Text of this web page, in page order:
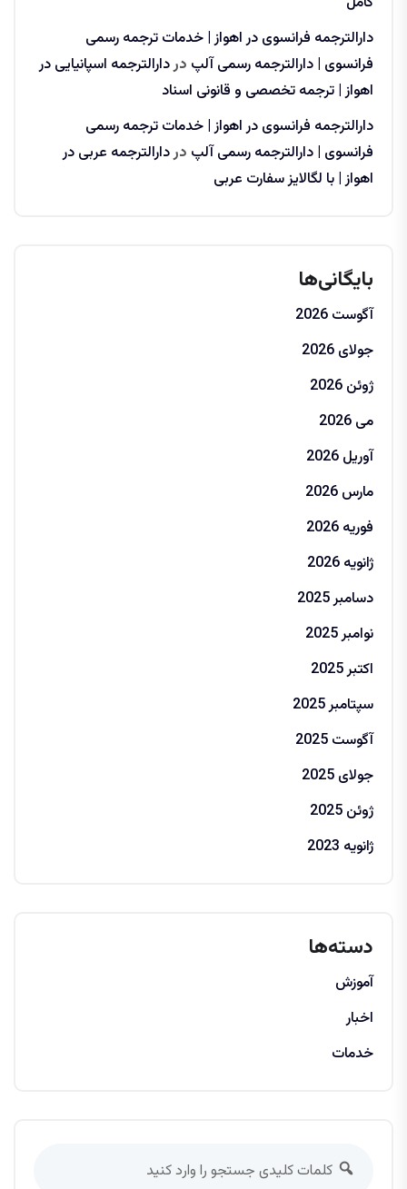
دارالترجمه فرانسوی در اهواز | خدمات ترجمه رسمی
فرانسوی | دارالترجمه رسمی آلپ دردارالترجمه اسپانیایی در
اهواز | ترجمه تخصصی و قانونی اسناد
دارالترجمه فرانسوی در اهواز | خدمات ترجمه رسمی
فرانسوی | دارالترجمه رسمی آلپ دردارالترجمه عربی در
اهواز | با لگالایز سفارت عربی
بایگانی‌ها
آگوست 2026
جولای 2026
ژوئن 2026
می 2026
آوریل 2026
مارس 2026
فوریه 2026
ژانویه 2026
دسامبر 2025
نوامبر 2025
اکتبر 2025
سپتامبر 2025
آگوست 2025
جولای 2025
ژوئن 2025
ژانویه 2023
دسته‌ها
آموزش
اخبار
خدمات